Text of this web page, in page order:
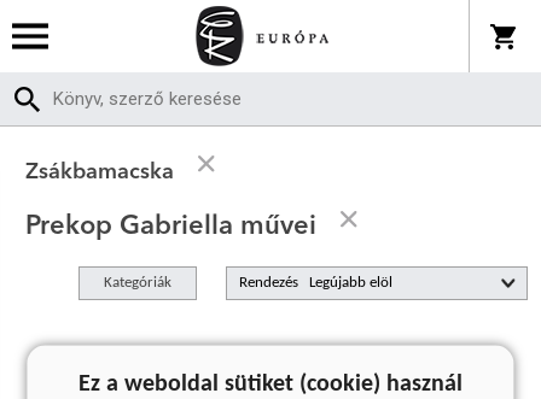
Zsákbamacska
Prekop Gabriella művei
Kategóriák Rendezés
A keresett kifejezésre nincs találat
Ez a weboldal sütiket (cookie) használ